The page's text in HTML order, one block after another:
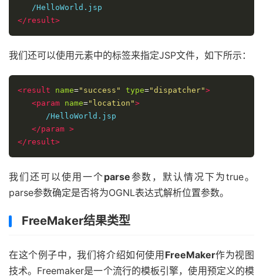
</result>
我们还可以使用 元素中的标签来指定JSP文件，如下所示：
<result name="success" type="dispatcher">
<param name="location">
      /HelloWorld.jsp
</param >
</result>
我们还可以使用一个parse参数，默认情况下为true。
parse参数确定是否将为OGNL表达式解析位置参数。
FreeMaker结果类型
在这个例子中，我们将介绍如何使用 FreeMaker作为视图
技术。Freemaker是一个流行的模板引擎，使用预定义的模